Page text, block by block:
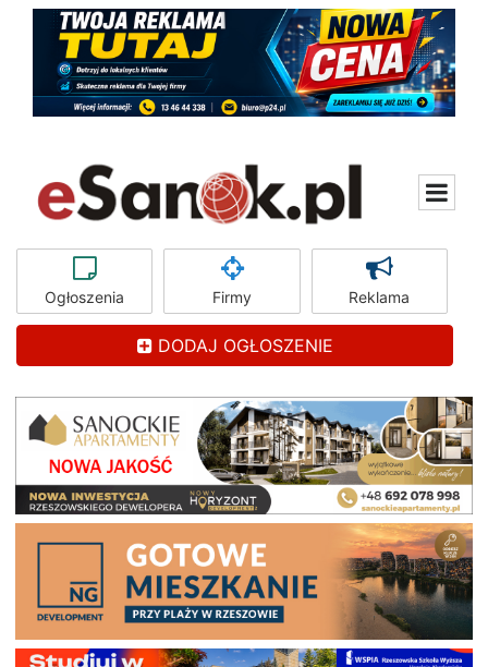
Ogłoszenia Firmy Reklama
DODAJ OGŁOSZENIE